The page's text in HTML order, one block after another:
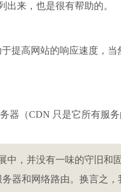
来，也是很有帮助的。
提高网站的响应速度，
器（CDN 只是它所有服
并没有一味的守旧和
器和网络路由。换言之，